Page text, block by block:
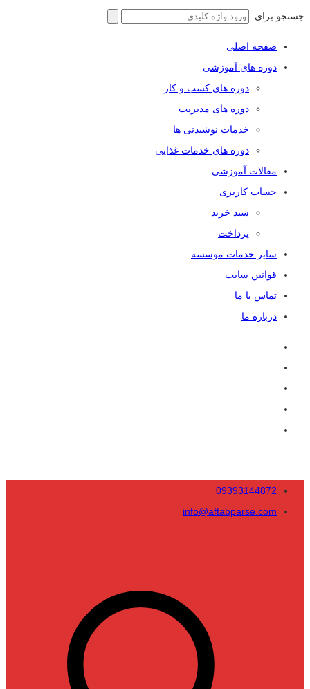
جستجو برای:
صفحه اصلی
دوره های آموزشی
دوره های کسب و کار
دوره های مدیریت
خدمات نوشیدنی ها
دوره های خدمات غذایی
مقالات آموزشی
حساب کاربری
سبد خرید
پرداخت
سایر خدمات موسسه
قوانین سایت
تماس با ما
درباره ما
09393144872
info@aftabparse.com